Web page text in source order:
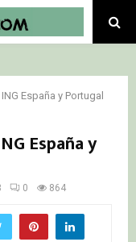
España y Portugal
España y
0 864